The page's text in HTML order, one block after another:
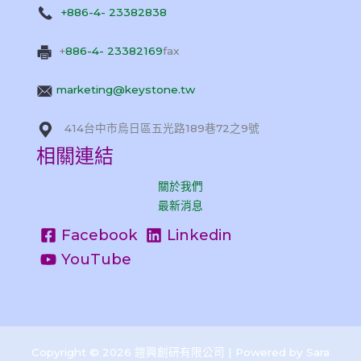
+886-4- 23382838
+886-4- 23382169fax
marketing@keystone.tw
414台中市烏日區五光路189巷72之9號
相關連結
關於我們
最新消息
Facebook
Linkedin
YouTube
Copyright © 2026 鎧興創研有限公司 | Powered by Sara